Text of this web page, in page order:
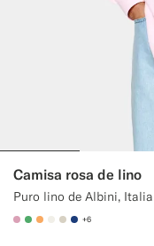
Camisa rosa de lino
Puro lino de Albini, Italia
#DAA1B6
#50AA6A
#F9AA62
#F1EFE8
#D7D1C3
#1C3D7A
+6